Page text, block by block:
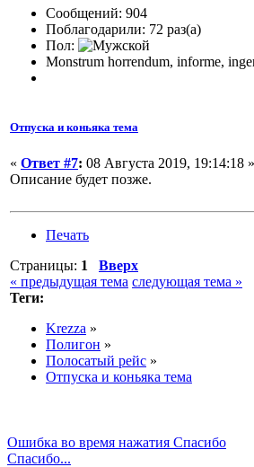
Сообщений: 904
Поблагодарили: 72 раз(а)
Пол:
Monstrum horrendum, informe,
Отпуска и коньяка тема
« Ответ #7: 08 Августа 2019, 19:14:18 »
Описание будет позже.
Печать
Страницы: 1
Вверх
« предыдущая тема следующая тема »
Теги:
Krezza »
Полигон »
Полосатый рейс »
Отпуска и коньяка тема
Ошибка во время нажатия Спасибо
Спасибо...